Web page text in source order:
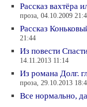
Рассказ вахтёра
проза, 04.10.2009
Рассказ
21:44
Из повести
14.11.2013 11:14
Из романа Долг.
проза, 29.10.2013
Все нормально,